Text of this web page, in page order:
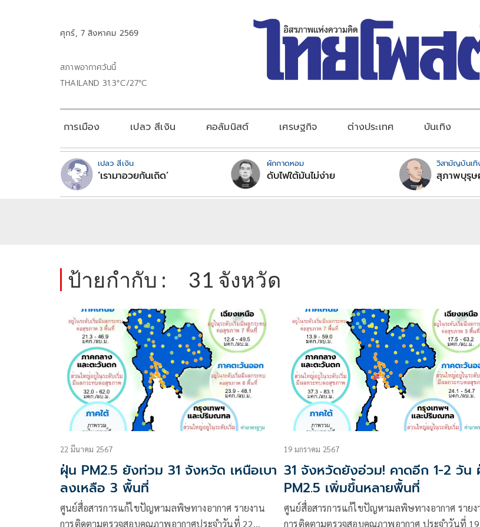
ศุกร์, 7 สิงหาคม 2569
สภาพอากาศวันนี้
THAILAND 31.3°C/27°C
การเมือง เปลว สีเงิน คอลัมนิสต์ เศรษฐกิจ ต่างประเทศ บันเทิง
เปลว สีเงิน
‘เรามาอวยกันเถิด’
ผักกาดหอม
ดับไฟใต้มันไม่ง่าย
วิสามัญบันเทิ
สุภาพบุรุษ
ป้ายกำกับ : 31 จังหวัด
22 มีนาคม 2567
ฝุ่น PM2.5 ยังท่วม 31 จังหวัด เหนือเบา
ลงเหลือ 3 พื้นที่
ศูนย์สื่อสารการแก้ไขปัญหามลพิษทางอากาศ รายงาน
การติดตามตรวจสอบคุณภาพอากาศประจำวันที่ 22
19 มกราคม 2567
31 จังหวัดยังอ่วม! คาดอีก 1-2 วัน
PM2.5 เพิ่มขึ้นหลายพื้นที่
ศูนย์สื่อสารการแก้ไขปัญหามลพิษทางอากาศ รายง
การติดตามตรวจสอบคุณภาพอากาศ ประจำวันที่ 19